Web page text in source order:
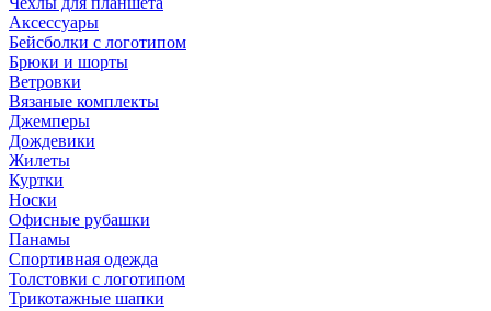
Аксессуары
Бейсболки с логотипом
Брюки и шорты
Ветровки
Вязаные комплекты
Джемперы
Дождевики
Жилеты
Куртки
Носки
Офисные рубашки
Панамы
Спортивная одежда
Толстовки с логотипом
Трикотажные шапки